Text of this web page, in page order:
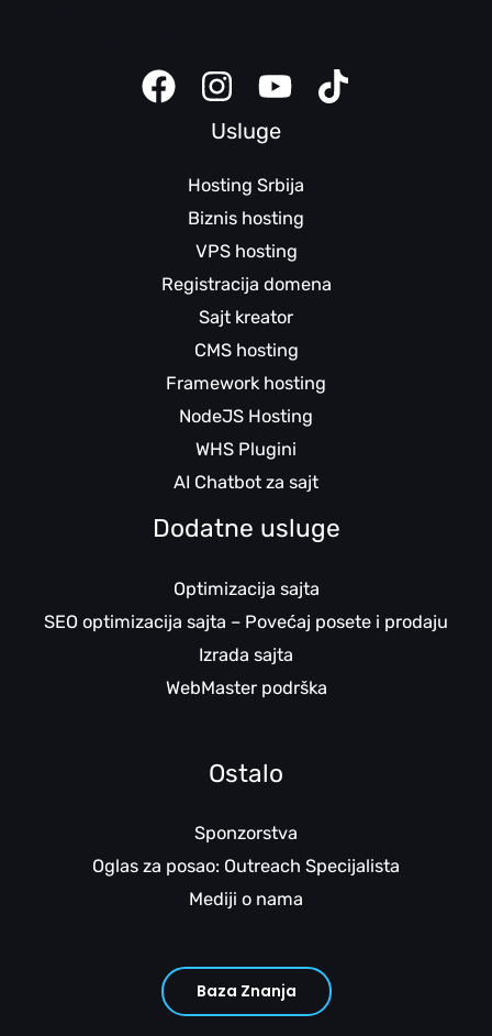
Usluge
Hosting Srbija
Biznis hosting
VPS hosting
Registracija domena
Sajt kreator
CMS hosting
Framework hosting
NodeJS Hosting
WHS Plugini
AI Chatbot za sajt
Dodatne usluge
Optimizacija sajta
SEO optimizacija sajta – Povećaj posete i prodaju
Izrada sajta
WebMaster podrška
Ostalo
Sponzorstva
Oglas za posao: Outreach Specijalista
Mediji o nama
Baza Znanja